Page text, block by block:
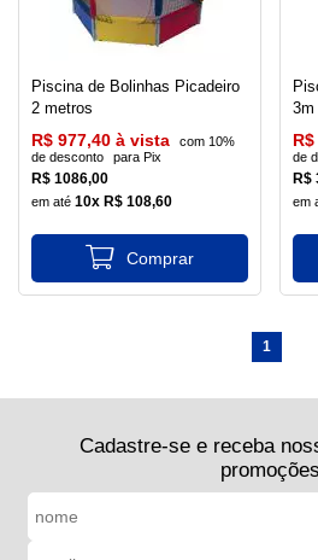
Piscina de Bolinhas Picadeiro
2 metros
R$ 1086,00
10x R$ 108,60
R$ 977,40 à vista
com 10%
de desconto
para Pix
3m
R$
de
1
Cadastre-se e receba
promoções